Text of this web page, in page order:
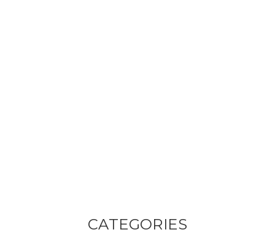
CATEGORIES